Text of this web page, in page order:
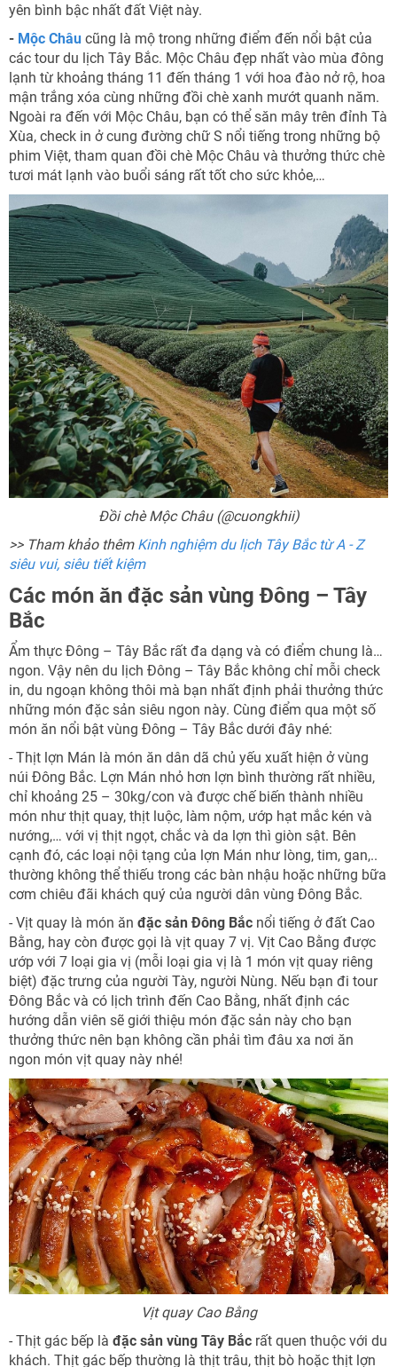
yên bình bậc nhất đất Việt này.
- Mộc Châu cũng là mộ trong những điểm đến nổi bật của
các tour du lịch Tây Bắc. Mộc Châu đẹp nhất vào mùa đông
lạnh từ khoảng tháng 11 đến tháng 1 với hoa đào nở rộ, hoa
mận trắng xóa cùng những đồi chè xanh mướt quanh năm.
Ngoài ra đến với Mộc Châu, bạn có thể săn mây trên đỉnh Tà
Xùa, check in ở cung đường chữ S nổi tiếng trong những bộ
phim Việt, tham quan đồi chè Mộc Châu và thưởng thức chè
tươi mát lạnh vào buổi sáng rất tốt cho sức khỏe,…
Đồi chè Mộc Châu (@cuongkhii)
>> Tham khảo thêm Kinh nghiệm du lịch Tây Bắc từ A - Z
siêu vui, siêu tiết kiệm
Các món ăn đặc sản vùng Đông – Tây
Bắc
Ẩm thực Đông – Tây Bắc rất đa dạng và có điểm chung là…
ngon. Vậy nên du lịch Đông – Tây Bắc không chỉ mỗi check
in, du ngoạn không thôi mà bạn nhất định phải thưởng thức
những món đặc sản siêu ngon này. Cùng điểm qua một số
món ăn nổi bật vùng Đông – Tây Bắc dưới đây nhé:
- Thịt lợn Mán là món ăn dân dã chủ yếu xuất hiện ở vùng
núi Đông Bắc. Lợn Mán nhỏ hơn lợn bình thường rất nhiều,
chỉ khoảng 25 – 30kg/con và được chế biến thành nhiều
món như thịt quay, thịt luộc, làm nộm, ướp hạt mắc kén và
nướng,… với vị thịt ngọt, chắc và da lợn thì giòn sật. Bên
cạnh đó, các loại nội tạng của lợn Mán như lòng, tim, gan,..
thường không thể thiếu trong các bàn nhậu hoặc những bữa
cơm chiêu đãi khách quý của người dân vùng Đông Bắc.
- Vịt quay là món ăn đặc sản Đông Bắc nổi tiếng ở đất Cao
Bằng, hay còn được gọi là vịt quay 7 vị. Vịt Cao Bằng được
ướp với 7 loại gia vị (mỗi loại gia vị là 1 món vịt quay riêng
biệt) đặc trưng của người Tày, người Nùng. Nếu bạn đi tour
Đông Bắc và có lịch trình đến Cao Bằng, nhất định các
hướng dẫn viên sẽ giới thiệu món đặc sản này cho bạn
thưởng thức nên bạn không cần phải tìm đâu xa nơi ăn
ngon món vịt quay này nhé!
Vịt quay Cao Bằng
- Thịt gác bếp là đặc sản vùng Tây Bắc rất quen thuộc với du
khách. Thịt gác bếp thường là thịt trâu, thịt bò hoặc thịt lợn